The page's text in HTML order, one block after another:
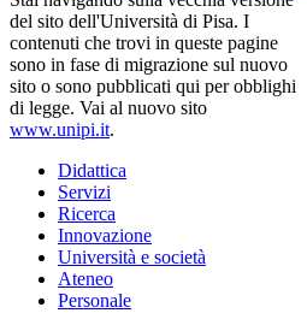
del sito dell'Università di Pisa. I
contenuti che trovi in queste pagine
sono in fase di migrazione sul nuovo
sito o sono pubblicati qui per obblighi
di legge. Vai al nuovo sito
www.unipi.it.
Didattica
Servizi
Ricerca
Innovazione
Università e società
Ateneo
Personale